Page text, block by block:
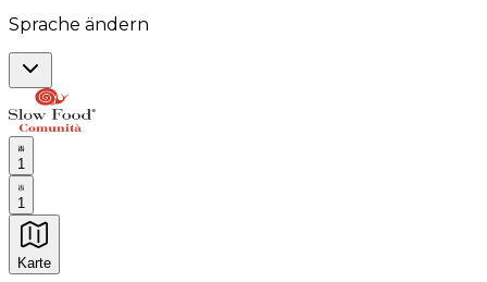
Sprache ändern
1
1
Karte